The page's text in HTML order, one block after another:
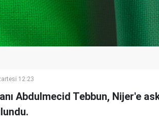
12:23
Abdulmecid Tebbun, Nijer'e